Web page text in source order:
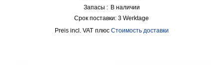
Запасы : В наличии
Срок поставки: 3 Werktage
incl. VAT плюс Стоимость доставки